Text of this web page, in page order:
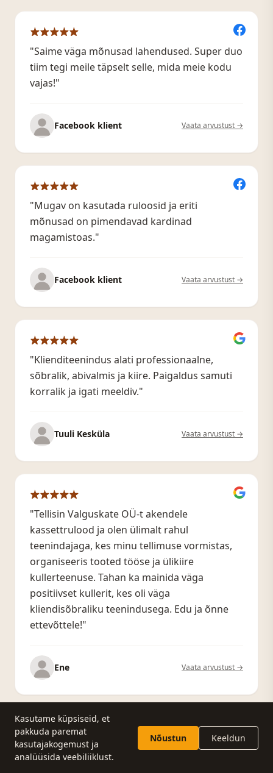
"Saime väga mõnusad lahendused. Super duo
tiim tegi meile täpselt selle, mida meie kodu
vajas!"
Facebook klient Vaata arvustust →
"Mugav on kasutada ruloosid ja eriti
mõnusad on pimendavad kardinad
magamistoas."
Facebook klient Vaata arvustust →
"Klienditeenindus alati professionaalne,
sõbralik, abivalmis ja kiire. Paigaldus samuti
korralik ja igati meeldiv."
Tuuli Kesküla Vaata arvustust →
"Tellisin Valguskate OÜ-t akendele
kassettrulood ja olen ülimalt rahul
teenindajaga, kes minu tellimuse vormistas,
organiseeris tooted tööse ja ülikiire
kullerteenuse. Tahan ka mainida väga
positiivset kullerit, kes oli väga
kliendisõbraliku teenindusega. Edu ja õnne
ettevõttele!"
Ene Vaata arvustust →
"Tellisime Valguskate OÜ-lt kassettruloo ja
oleme tootega väga rahul! Paigaldasime ise.
Küsi pakkumist Helista
Kasutame küpsiseid, et
pakkuda paremat
kasutajakogemust ja
analüüsida veebiliiklust.
Nõustun Keeldun